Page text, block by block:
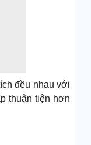
đều nhau với
thuận tiện hơn